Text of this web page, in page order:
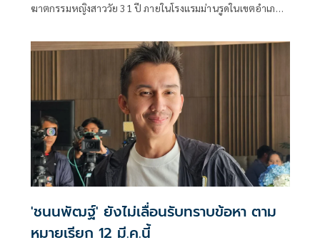
ฆาตกรรมหญิงสาววัย 31 ปี ภายในโรงแรมม่านรูดในเขตอำเภอ
'ชนนพัฒฐ์' ยังไม่เลื่อนรับทราบข้อหา ตาม
หมายเรียก 12 มี.ค.นี้